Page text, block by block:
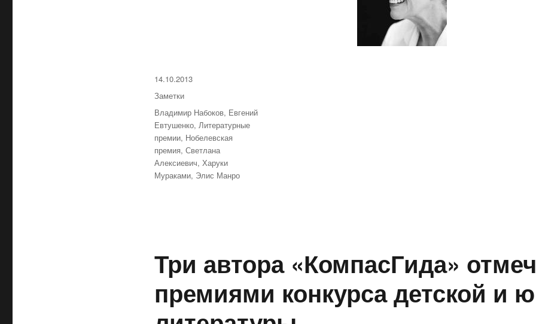
Опубликовано
14.10.2013
Рубрики
Заметки
Метки
Владимир Набоков, Евгений
Евтушенко, Литературные
премии, Нобелевская
премия, Светлана
Алексиевич, Харуки
Мураками, Элис Манро
Три автора «КомпасГида»
премиями конкурса детской и